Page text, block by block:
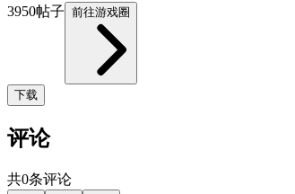
3950帖子 前往游戏圈
下载
评论
共0条评论